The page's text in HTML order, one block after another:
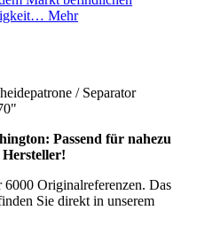
Mehr
/ Separator
Passend für nahezu
Originalreferenzen. Das
Sie direkt in unserem